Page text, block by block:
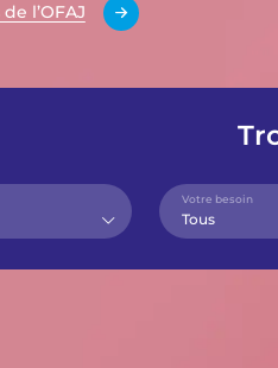
l’OFAJ
Votre besoin
Tous